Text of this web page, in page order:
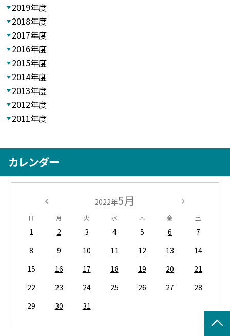
2019年度
2018年度
2017年度
2016年度
2015年度
2014年度
2013年度
2012年度
2011年度
カレンダー
2022年5月
日 月 火 水 木 金 土
1 2 3 4 5 6
7
8
9 10 11 12 13
14
15
16 17 18 19 20
21
22
23 24 25 26 27
28
29
30 31